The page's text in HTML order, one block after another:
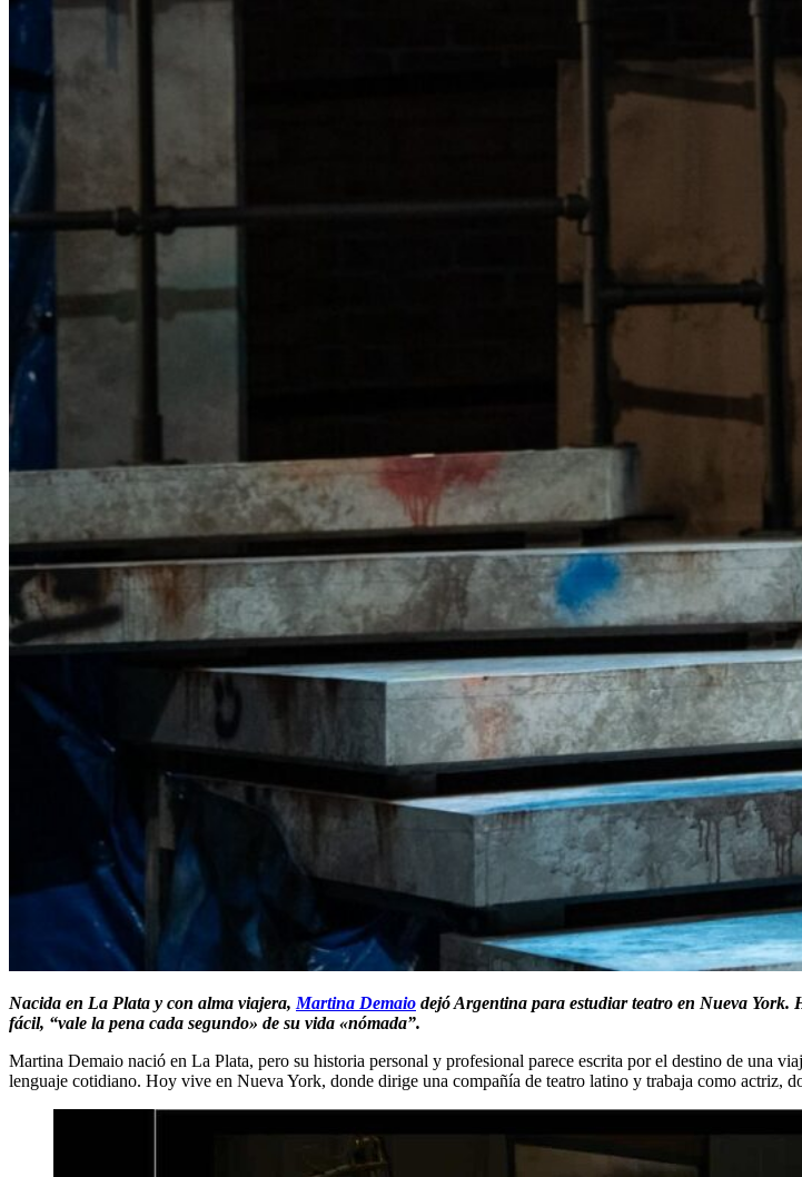
Nacida en La Plata y con alma viajera, Martina Demaio dejó Argentina para estudiar teatro en Nueva York.
fácil, “vale la pena cada segundo» de su vida «nómada”.
Martina Demaio nació en La Plata, pero su historia personal y profesional parece escrita por el destino de una
lenguaje cotidiano. Hoy vive en Nueva York, donde dirige una compañía de teatro latino y trabaja como actriz,